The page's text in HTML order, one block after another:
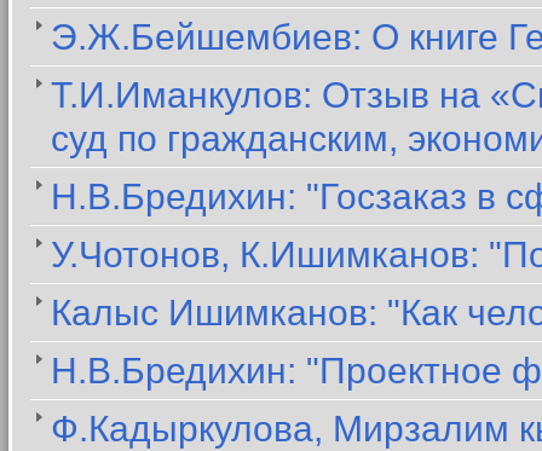
Э.Ж.Бейшембиев: О книге
Т.И.Иманкулов: Отзыв на
суд по гражданским,
Н.В.Бредихин: "Госзаказ в
У.Чотонов, К.Ишимканов:
Калыс Ишимканов: "Как
Н.В.Бредихин: "Проектное
Ф.Кадыркулова, Мирзалим